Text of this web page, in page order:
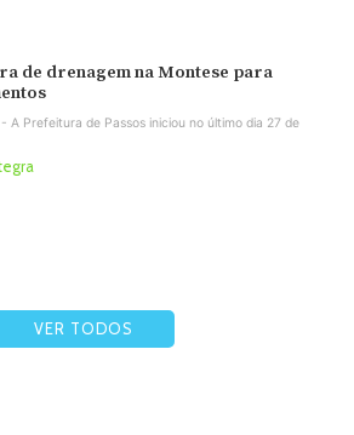
de drenagem na Montese para
A Prefeitura de Passos iniciou no último dia 27 de
VER TODOS